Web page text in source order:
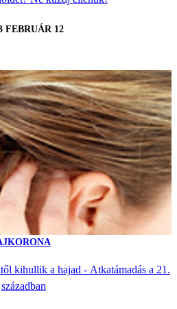
FEBRUÁR 12
kihullik a hajad - Atkatámadás a 21.
században